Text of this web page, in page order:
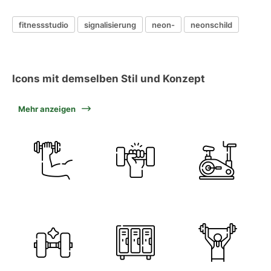
fitnessstudio signalisierung neon- neonschild
Icons mit demselben Stil und Konzept
Mehr anzeigen